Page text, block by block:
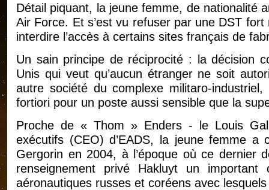
Détail piquant, la jeune femme, de nationalité
Air Force. Et s’est vu refuser par une DST
interdire l’accès à certains sites français de
Un sain principe de réciprocité : la décision
Unis qui veut qu’aucun étranger ne soit
autre société du complexe militaro-
fortiori pour un poste aussi sensible que la
Proche de « Thom » Enders - le Louis
exécutifs (CEO) d’EADS, la jeune femme
Gergorin en 2004, à l’époque où ce dernier
renseignement privé Hakluyt un
aéronautiques russes et coréens avec